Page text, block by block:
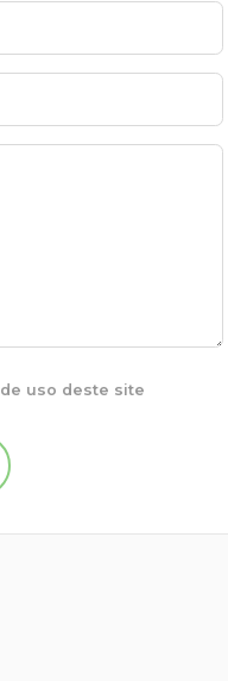
de uso deste site